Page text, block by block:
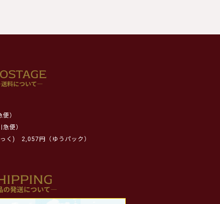
）
便）
く)
2,057円（ゆうパック）